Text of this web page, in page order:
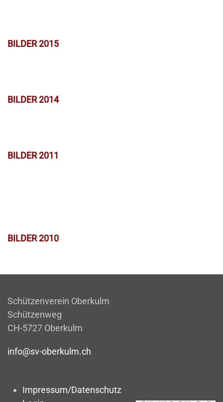
BILDER 2015
BILDER 2014
BILDER 2011
BILDER 2010
Schützenverein Oberkulm
Schützenweg
CH-5727 Oberkulm
info@sv-oberkulm.ch
Impressum/Datenschutz